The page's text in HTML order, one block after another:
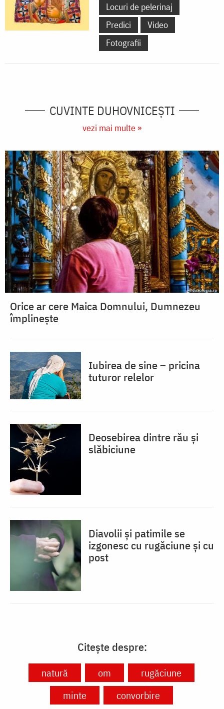
Locuri de pelerinaj
Predici
Video
Fotografii
CUVINTE DUHOVNICEȘTI
vezi mai multe »
Orice ar cere Maica Domnului, Dumnezeu
împlinește
Iubirea de sine – pricina
tuturor relelor
Deosebirea dintre rău și
slăbiciune
Diavolii și patimile se
izgonesc cu rugăciune și cu
post
Citește despre:
natură om
rugăciune
minte
convorbire